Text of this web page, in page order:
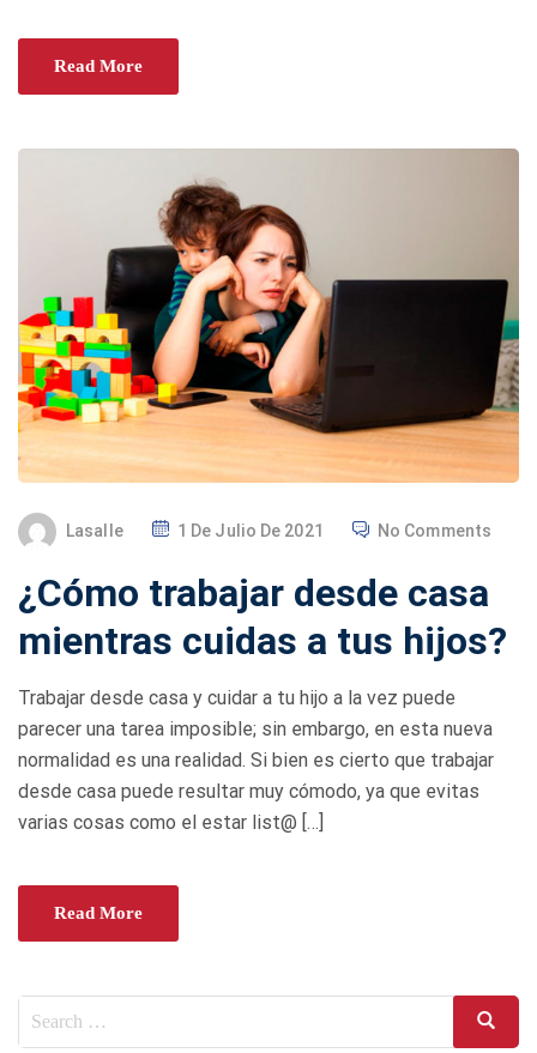
Read More
Lasalle
P
S
1 De Julio De 2021 No Comments
¿Cómo trabajar desde casa
mientras cuidas a tus hijos?
Trabajar desde casa y cuidar a tu hijo a la vez puede
parecer una tarea imposible; sin embargo, en esta nueva
normalidad es una realidad. Si bien es cierto que trabajar
desde casa puede resultar muy cómodo, ya que evitas
varias cosas como el estar list@ […]
Read More
Search
for:
Search